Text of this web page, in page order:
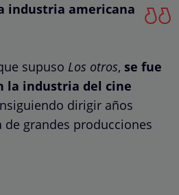
industria americana
supuso Los otros, se fue
la industria del cine
dirigir años
grandes producciones